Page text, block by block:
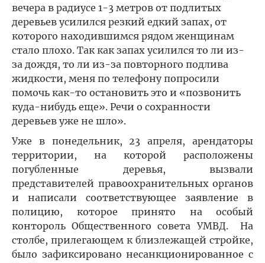
вечера в радиусе 1-3 метров от подлитых
деревьев усилился резкий едкий запах, от
которого находившимся рядом женщинам
стало плохо. Так как запах усилился то ли из-
за дождя, то ли из-за повторного подлива
жидкости, меня по телефону попросили
помочь как-то остановить это и «позвонить
куда-нибудь еще». Речи о сохранности
деревьев уже не шло».
Уже в понедельник, 23 апреля, арендаторы
территории, на которой расположены
погубленные деревья, вызвали
представителей правоохранительных органов
и написали соответствующее заявление в
полицию, которое принято на особый
контороль Общественного совета УМВД. На
столбе, прилегающем к близлежащей стройке,
было зафиксировано несанкционированное с